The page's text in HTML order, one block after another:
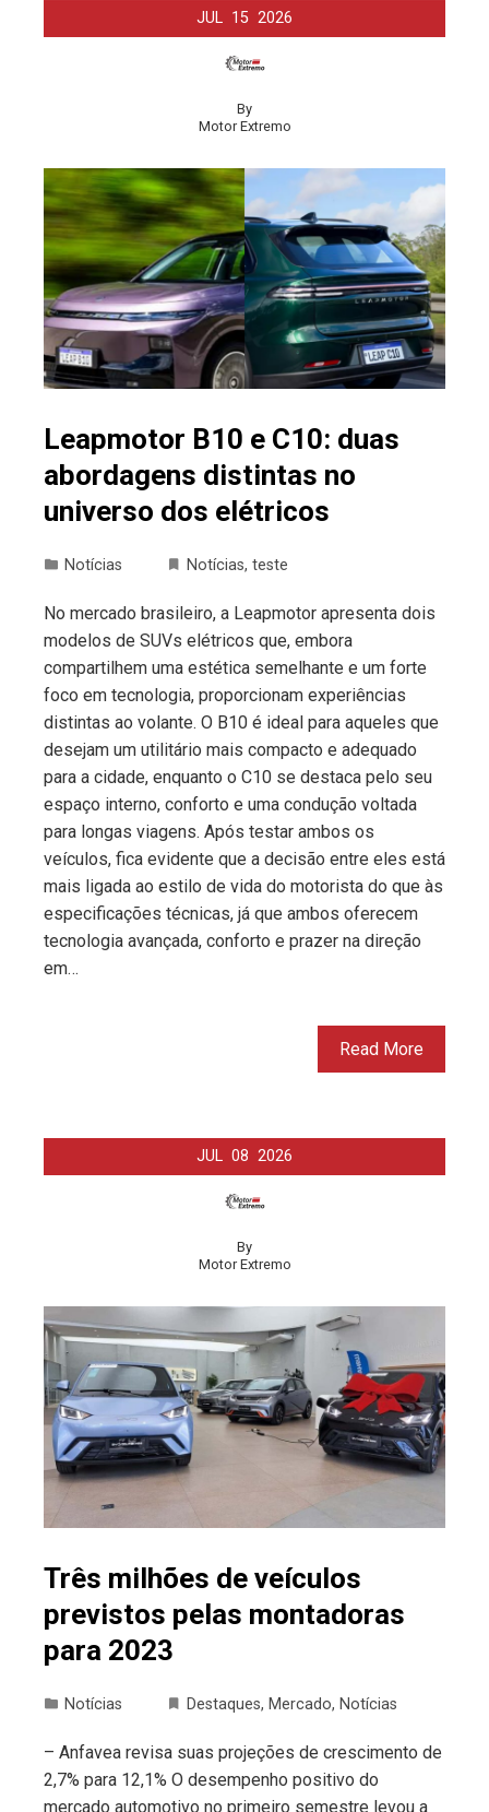
JUL 15 2026
By
Motor Extremo
Leapmotor B10 e C10: duas
abordagens distintas no
universo dos elétricos
Notícias Notícias, teste
No mercado brasileiro, a Leapmotor apresenta dois
modelos de SUVs elétricos que, embora
compartilhem uma estética semelhante e um forte
foco em tecnologia, proporcionam experiências
distintas ao volante. O B10 é ideal para aqueles que
desejam um utilitário mais compacto e adequado
para a cidade, enquanto o C10 se destaca pelo seu
espaço interno, conforto e uma condução voltada
para longas viagens. Após testar ambos os
veículos, fica evidente que a decisão entre eles está
mais ligada ao estilo de vida do motorista do que às
especificações técnicas, já que ambos oferecem
tecnologia avançada, conforto e prazer na direção
em…
Read More
JUL 08 2026
By
Motor Extremo
Três milhões de veículos
previstos pelas montadoras
para 2023
Notícias Destaques, Mercado, Notícias
– Anfavea revisa suas projeções de crescimento de
2,7% para 12,1% O desempenho positivo do
mercado automotivo no primeiro semestre levou a